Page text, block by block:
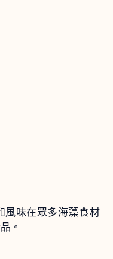
風味在眾多海藻食材
。